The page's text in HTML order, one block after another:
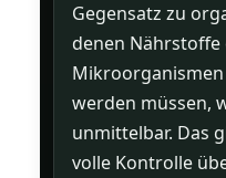
Gegensatz zu
denen
werden müssen,
unmittelbar. Das
volle Kontrolle